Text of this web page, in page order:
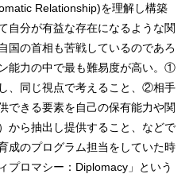
Relationship)を理解し構築
自分が有益な存在になるような関
国の首相も苦戦しているのであろ
能力の中で最も難易度が高い。①
、同じ視点で考えること、②相手
できる要素を自己の保有能力や関
から抽出し提供すること、などで
成のプログラム担当をしていた時
プロマシー：Diplomacy」という